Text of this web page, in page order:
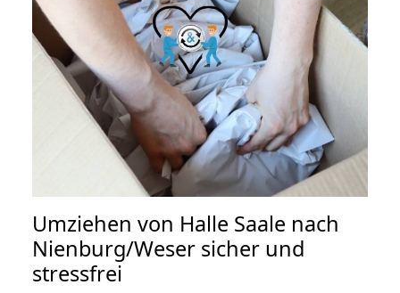
Umziehen von Halle Saale nach
Nienburg/Weser sicher und
stressfrei